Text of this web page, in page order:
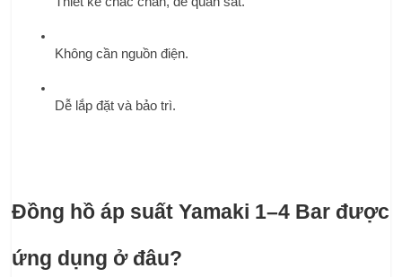
Không cần nguồn điện.
Dễ lắp đặt và bảo trì.
Đồng hồ áp suất Yamaki 1–4 Bar được
ứng dụng ở đâu?